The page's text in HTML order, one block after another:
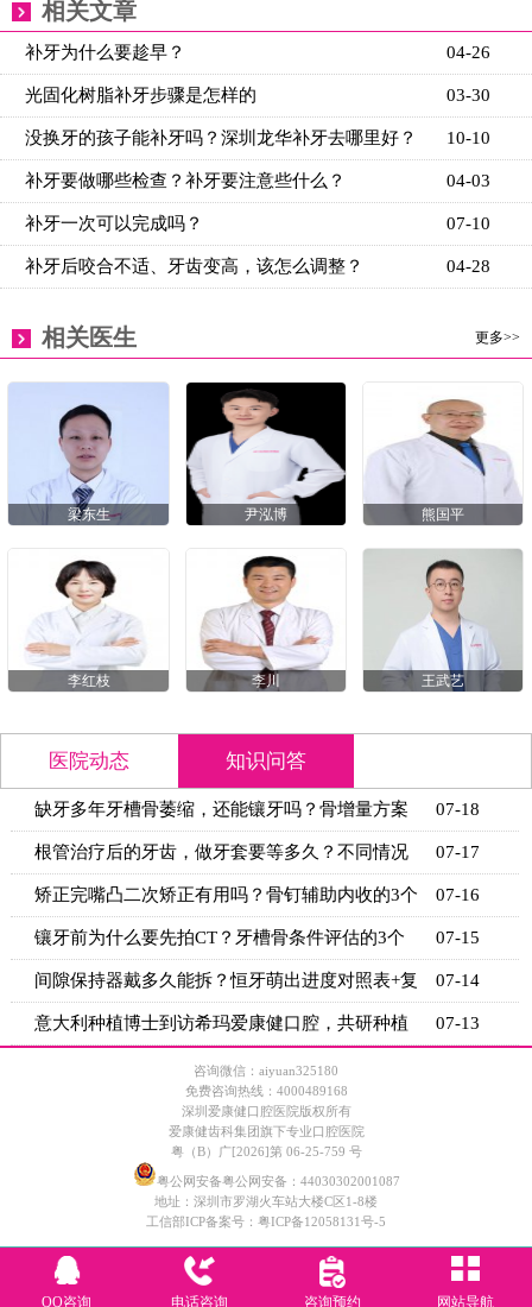
相关文章
04-26
补牙为什么要趁早？
03-30
光固化树脂补牙步骤是怎样的
10-10
没换牙的孩子能补牙吗？深圳龙华补牙去哪里好？
04-03
补牙要做哪些检查？补牙要注意些什么？
07-10
补牙一次可以完成吗？
04-28
补牙后咬合不适、牙齿变高，该怎么调整？
更多>>
相关医生
梁东生 尹泓博 熊国平
李红枝 李川 王武艺
医院动态 知识问答
缺牙多年牙槽骨萎缩，还能镶牙吗？骨增量方案
+适用条
07-18
根管治疗后的牙齿，做牙套要等多久？不同情况
的等待时
07-17
矫正完嘴凸二次矫正有用吗？骨钉辅助内收的3个
关键条
07-16
镶牙前为什么要先拍CT？牙槽骨条件评估的3个
关键指标
07-15
间隙保持器戴多久能拆？恒牙萌出进度对照表+复
诊时间
07-14
意大利种植博士到访希玛爱康健口腔，共研种植 07-13
咨询微信：aiyuan325180
免费咨询热线：4000489168
深圳爱康健口腔医院版权所有
爱康健齿科集团旗下专业口腔医院
粤（B）广[2026]第 06-25-759 号
粤公网安备粤公网安备：44030302001087
地址：深圳市罗湖火车站大楼C区1-8楼
工信部ICP备案号： 粤ICP备12058131号-5
QQ咨询 电话咨询 咨询预约 网站导航